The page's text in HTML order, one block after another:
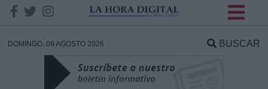
DOMINGO, 09 AGOSTO 2026 BUSCAR
DATOS
Responsable: